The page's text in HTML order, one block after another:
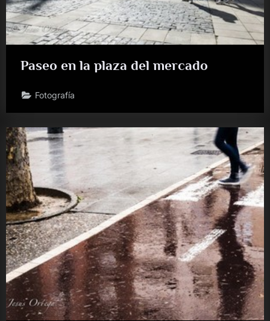
Paseo en la plaza del mercado
Fotografía